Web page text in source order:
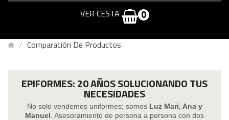
VER CESTA 0
Comparación De Productos
EPIFORMES: 20 AÑOS SOLUCIONANDO TUS
NECESIDADES
No solo vendemos uniformes; somos Luz Mari, Ana y
Manuel . Asesoramiento de persona a persona con dos